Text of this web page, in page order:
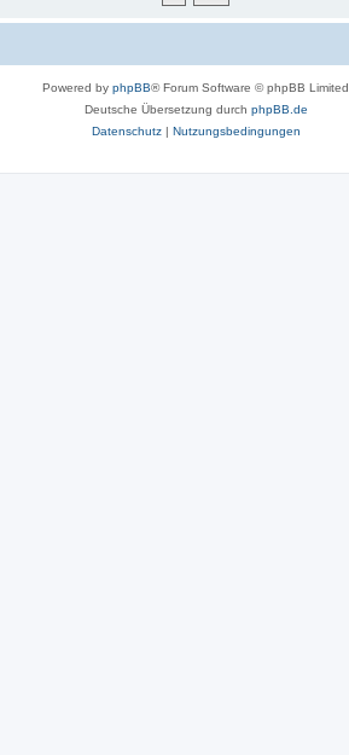
Powered by phpBB® Forum Software © phpBB Limited
Deutsche Übersetzung durch phpBB.de
Datenschutz| Nutzungsbedingungen